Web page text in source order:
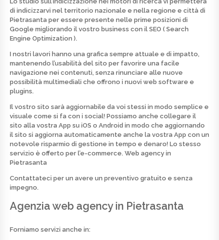
di indicizzarvi nel territorio nazionale e nella regione e città di
Pietrasanta per essere presente nelle prime posizioni di
Google migliorando il vostro business con il SEO ( Search
Engine Optimization ).
I nostri lavori hanno una grafica sempre attuale e di impatto,
mantenendo l’usabilità del sito per favorire una facile
navigazione nei contenuti, senza rinunciare alle nuove
possibilità multimediali che offrono i nuovi web software e
plugins.
Il vostro sito sarà aggiornabile da voi stessi in modo semplice e
visuale come si fa con i social! Possiamo anche collegare il
sito alla vostra App su iOS o Android in modo che aggiornando
il sito si aggiorna automaticamente anche la vostra App con un
notevole risparmio di gestione in tempo e denaro! Lo stesso
servizio è offerto per l’e-commerce. Web agency in
Pietrasanta
Contattateci per un avere un preventivo gratuito e senza
impegno.
Agenzia web agency in Pietrasanta
Forniamo servizi anche in: